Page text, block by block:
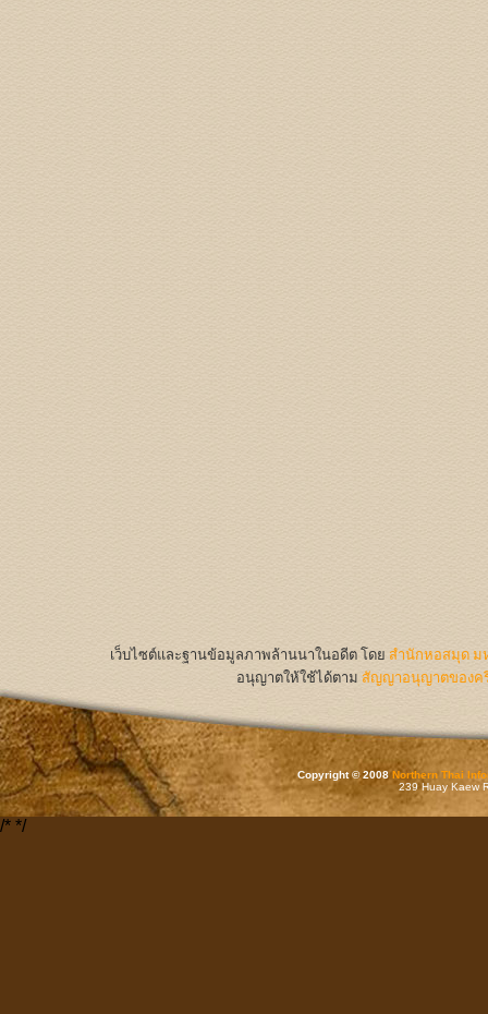
เว็บไซต์และฐานข้อมูลภาพล้านนาในอดีต โดย สำนักหอสมุด ม
อนุญาตให้ใช้ได้ตาม สัญญาอนุญาตของค
Copyright © 2008Northern Thai
239 Huay Kaew
/* */